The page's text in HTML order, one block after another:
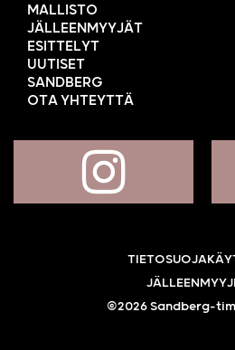
MALLISTO
JÄLLEENMYYJÄT
ESITTELYT
UUTISET
SANDBERG
OTA YHTEYTTÄ
©2026 Sandberg-